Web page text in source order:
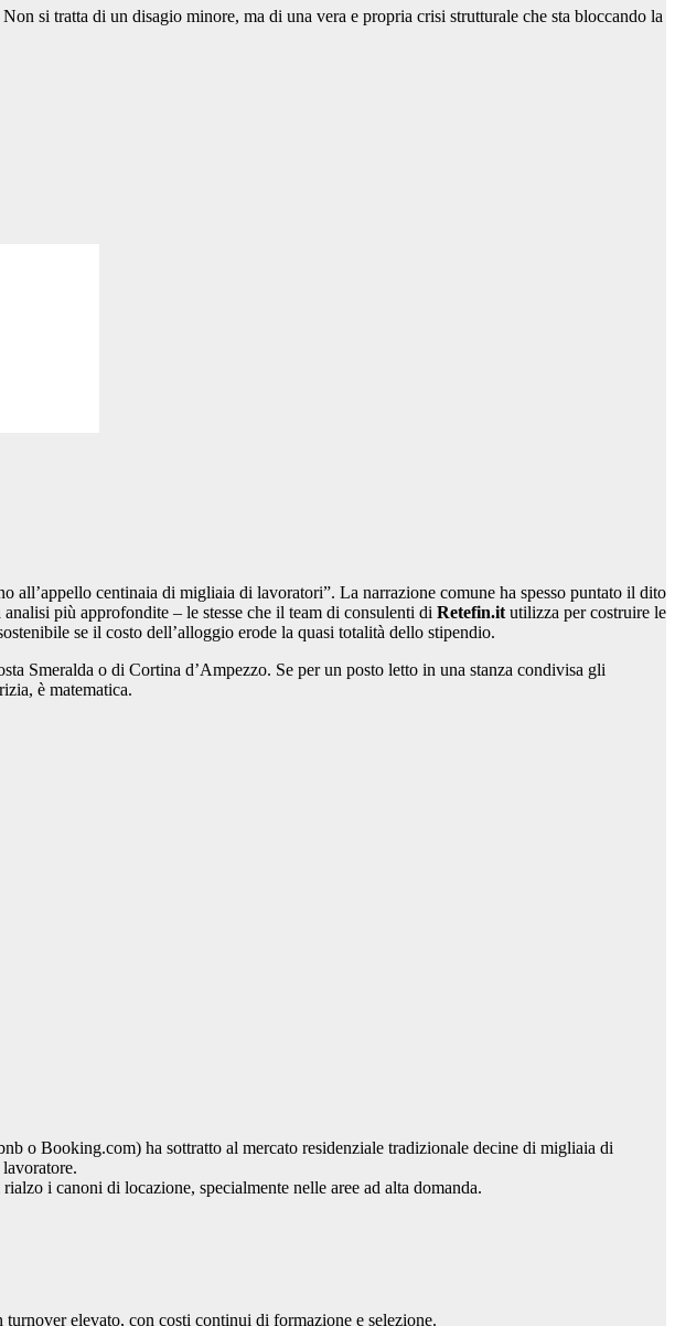
si tratta di un disagio minore, ma di una vera e propria crisi strutturale che sta bloccando la
all’appello centinaia di migliaia di lavoratori”. La narrazione comune ha spesso puntato il dito
più approfondite – le stesse che il team di consulenti di Retefin.it utilizza per costruire le
se il costo dell’alloggio erode la quasi totalità dello stipendio.
Smeralda o di Cortina d’Ampezzo. Se per un posto letto in una stanza condivisa gli
è matematica.
o Booking.com) ha sottratto al mercato residenziale tradizionale decine di migliaia di
i canoni di locazione, specialmente nelle aree ad alta domanda.
elevato, con costi continui di formazione e selezione.